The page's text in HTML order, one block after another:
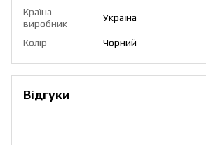
Країна
виробник
Україна
Колір Чорний
Відгуки